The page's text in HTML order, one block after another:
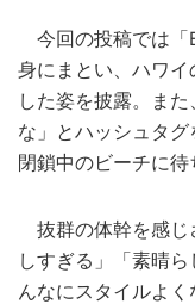
今回の投稿では「
身にまとい、ハワ
した姿を披露。ま
な」とハッシュタグ
閉鎖中のビーチに待
抜群の体幹を感じ
しすぎる」「素晴
んなにスタイルよ